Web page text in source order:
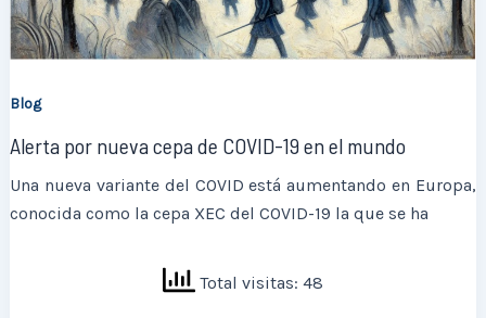
Blog
Alerta por nueva cepa de COVID-19 en el mundo
Una nueva variante del COVID está aumentando en Europa,
conocida como la cepa XEC del COVID-19 la que se ha
Total visitas: 48